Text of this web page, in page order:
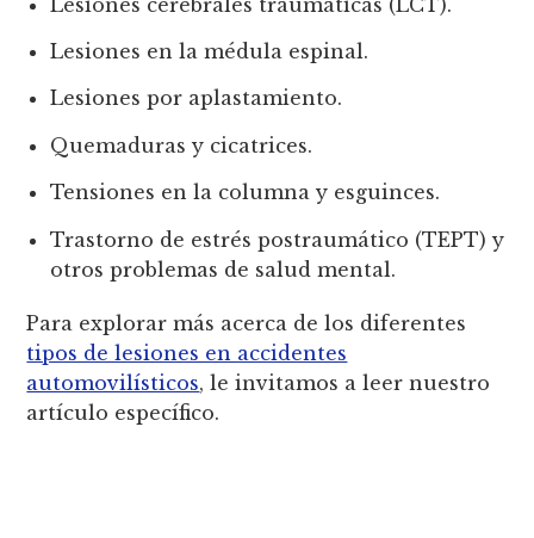
Lesiones en la médula espinal.
Lesiones por aplastamiento.
Quemaduras y cicatrices.
Tensiones en la columna y esguinces.
Trastorno de estrés postraumático (TEPT) y
otros problemas de salud mental.
Para explorar más acerca de los diferentes
tipos de lesiones en accidentes
automovilísticos, le invitamos a leer nuestro
artículo específico.